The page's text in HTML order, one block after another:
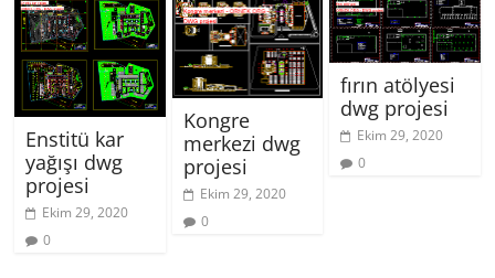
Enstitü kar
yağışı dwg
projesi
Ekim 29, 2020
0
Kongre
merkezi dwg
projesi
Ekim 29, 2020
0
fırın atölyesi
dwg projesi
Ekim 29, 2020
0